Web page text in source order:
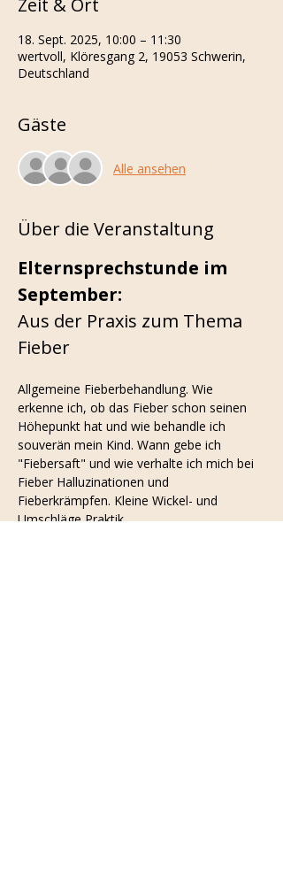
Zeit & Ort
18. Sept. 2025, 10:00 – 11:30
wertvoll, Klöresgang 2, 19053 Schwerin,
Deutschland
Gäste
Alle ansehen
Über die Veranstaltung
Elternsprechstunde im
September:
Aus der Praxis zum Thema
Fieber
Allgemeine Fieberbehandlung. Wie
erkenne ich, ob das Fieber schon seinen
Höhepunkt hat und wie behandle ich
souverän mein Kind. Wann gebe ich
"Fiebersaft" und wie verhalte ich mich bei
Fieber Halluzinationen und
Fieberkrämpfen. Kleine Wickel- und
Umschläge Praktik.